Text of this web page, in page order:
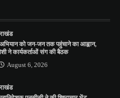
अभियान को जन-जन तक पहुंचाने का आह्वान,
ने कार्यकर्ताओं संग की बैठक
August 6, 2026